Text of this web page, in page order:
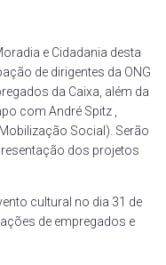
e Cidadania desta
de dirigentes da ONG
da Caixa, além da
com André Spitz ,
Social). Serão
dos projetos
cultural no dia 31 de
de empregados e